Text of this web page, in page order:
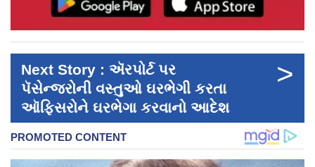
Next Story : ઍરપોર્ટ પર
પૅસેન્જરોની વસ્તુઓ ઘરભેગી કરતા
ઑફિસરોને ઘરભેગા કરવાનો આદેશ
>